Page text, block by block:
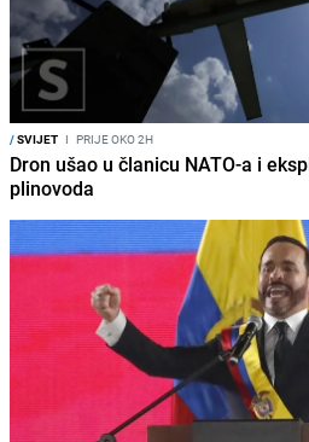
/SVIJET I PRIJE OKO 2H
Dron ušao u članicu NATO-a i
plinovoda